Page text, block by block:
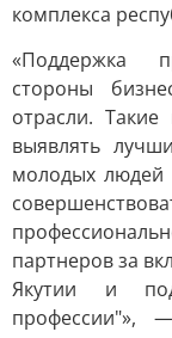
комплекса
«Поддержка
стороны
отрасли.
выявлять
молодых людей
партнеров за
Якутии и
профессии"»,